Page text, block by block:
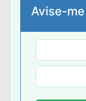
Avise-